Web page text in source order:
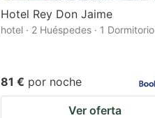
shortcuts
for
Hotel Rey Don Jaime
hotel · 2 Huéspedes · 1 Dormitorio
81 € por noche
Ver oferta